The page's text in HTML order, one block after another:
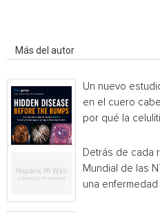
Más del autor
Un nuevo
en el cuero
por qué la
Detrás de cada
Mundial de las
una